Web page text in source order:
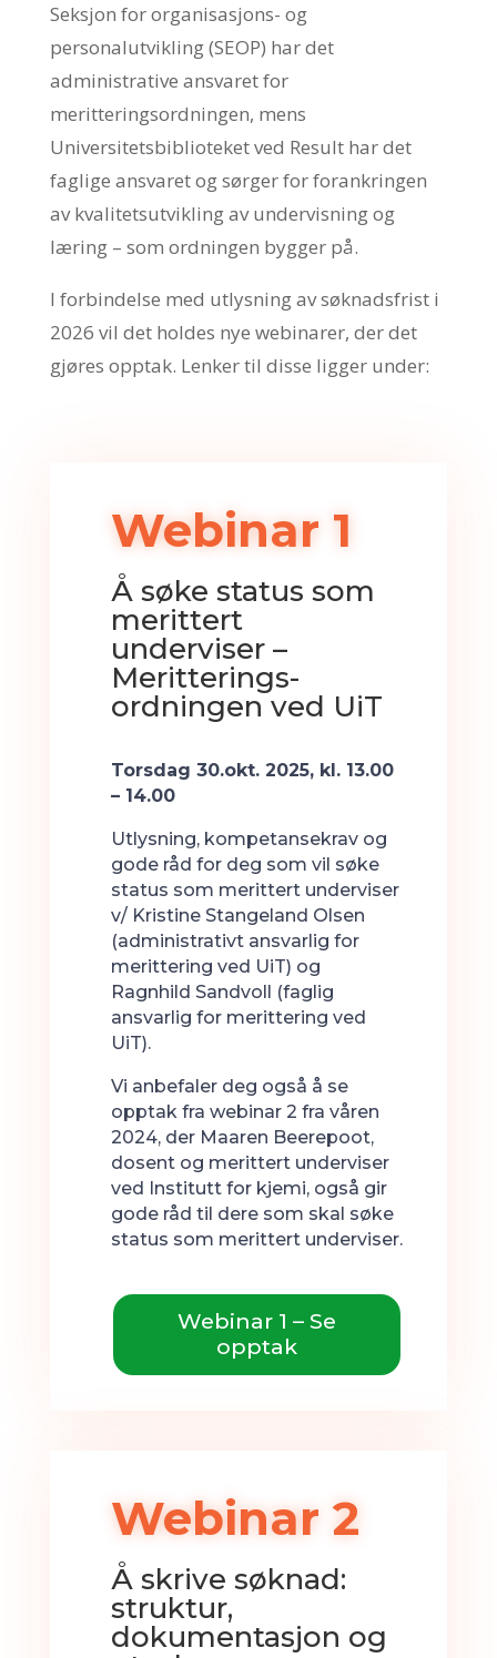
Seksjon for organisasjons- og
personalutvikling (SEOP) har det
administrative ansvaret for
meritteringsordningen, mens
Universitetsbiblioteket ved Result har det
faglige ansvaret og sørger for forankringen
av kvalitetsutvikling av undervisning og
læring – som ordningen bygger på.
I forbindelse med utlysning av søknadsfrist i
2026 vil det holdes nye webinarer, der det
gjøres opptak. Lenker til disse ligger under:
Webinar 1
Å søke status som
merittert
underviser –
Meritterings-
ordningen ved UiT
Torsdag 30.okt. 2025, kl. 13.00
– 14.00
Utlysning, kompetansekrav og
gode råd for deg som vil søke
status som merittert underviser
v/ Kristine Stangeland Olsen
(administrativt ansvarlig for
merittering ved UiT) og
Ragnhild Sandvoll (faglig
ansvarlig for merittering ved
UiT).
Vi anbefaler deg også å se
opptak fra webinar 2 fra våren
2024, der Maaren Beerepoot,
dosent og merittert underviser
ved Institutt for kjemi, også gir
gode råd til dere som skal søke
status som merittert underviser.
Webinar 1 – Se
opptak
Webinar 2
Å skrive søknad:
struktur,
dokumentasjon og